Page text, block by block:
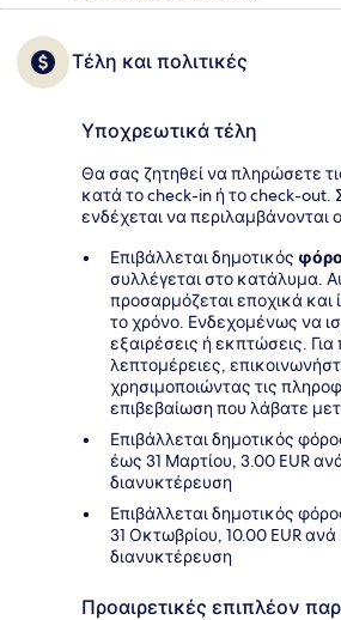
Τέλη και πολιτικές
Υποχρεωτικά τέλη
Θα σας ζητηθεί να πληρώσετε
κατά το check-in ή το check-out.
ενδέχεται να περιλαμβάνονται
Επιβάλλεται δημοτικός
συλλέγεται στο κατάλυμα.
προσαρμόζεται εποχικά και
το χρόνο. Ενδεχομένως να
εξαιρέσεις ή εκπτώσεις.
λεπτομέρειες,
χρησιμοποιώντας τις
επιβεβαίωση που λάβατε
Επιβάλλεται δημοτικός
έως 31 Μαρτίου, 3.00 EUR
διανυκτέρευση
Επιβάλλεται δημοτικός
31 Οκτωβρίου, 10.00 EUR
διανυκτέρευση
Προαιρετικές επιπλέον